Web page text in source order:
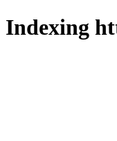
Indexing